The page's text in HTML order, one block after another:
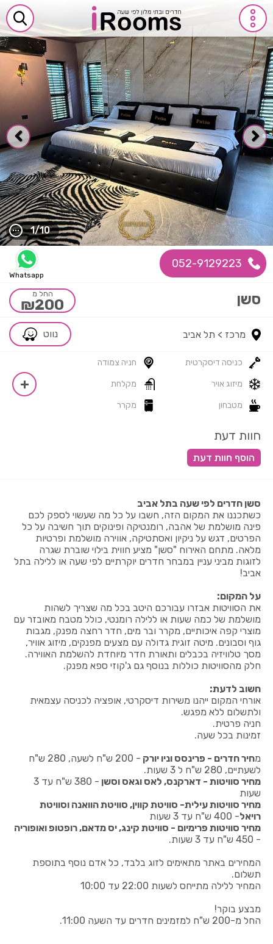
052-9129223
Whatsapp
החל מ
₪200
נווט
1/10
סשן
מרכז > תל אביב
כניסה דיסקרטית חניה צמודה
מיזוג אויר מקלחת
מטבחון מקרר
חוות דעת
סשן חדרים לפי שעה בתל אביב
כשתכננו את המקום הזה, חשבו על כל מה שעשוי לספק לכם
פינה מושלמת של אהבה, רומנטיקה ופינוקים תוך חשיבה על כל
הפרטים, דגש על ניקיון ואסתטיקה, אווירה מושלמת ופרטיות
מלאה. מתחם האירוח "סשן" מציע חווית בילוי שוברת שגרה
לזוגות מביני עניין במבחר חדרים יוקרתיים לפי שעה או ללילה בתל
אביב!
על המקום:
את הסוויטות אבזרו עבורכם היטב בכל מה שצריך לשהות
מושלמת של כמה שעות או ללילה רומנטי, כולל מטבח מאובזר עם
מוצרי קפה איכותיים, מקרר ובר מים, חדר רחצה מפנק, מגבות
גוף וסבונים. מיטה זוגית גדולה עם מצעים מפנקים, מיזוג אוויר,
מסך טלוויזיה בכבלים ותאורת חדר מיוחדת להשלמת האווירה.
חלק מהסוויטות כוללות בנוסף גם ג'קוזי ספא מפנק.
חשוב לדעת:
אורחי המקום ייהנו משירות דיסקרטי, אופציה לכניסה עצמאית
ולתשלום ללא מפגש.
חניה פרטית.
זמינות בכל שעה.
מחיר חדרים - פרינסס וניו יורק
- 200 ש"ח לשעה, 280 ש"ח
לשעתיים, 280 ש"ח ל 3 שעות.
מחיר סוויטות - דארקנס, לאס וגאס וסשן
- 380 ש"ח עד 3
שעות
מחיר סוויטות עילית- סוויטת קווין, סוויטת הוואנה וסוויטת
רויאל- 400 ש"ח עד 3 שעות
מחיר סוויטות פרימיום - סוויטת קינג, יס מדאם, רופטופ ואופוריה
- 450 ש"ח עד 3 שעות.
המחירים באתר מתאימים לזוג בלבד, כל אדם נוסף בתוספת
תשלום.
המחיר ללילה מתייחס לשעות 22:00 עד 10:00
מבצע בוקר!
החל מ-200 ש"ח למזמינים חדרים עד השעה 11:00.